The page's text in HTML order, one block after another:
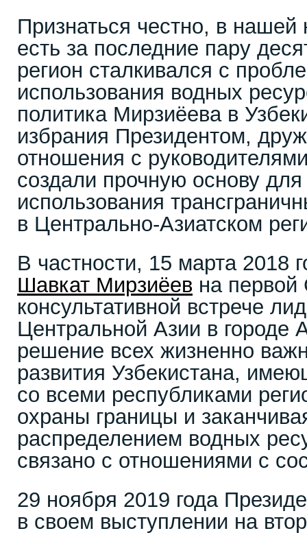
Признаться честно, в нашей
есть за последние пару
регион сталкивался с
использования водных
политика Мирзиёева в
избрания Президентом,
отношения с
создали прочную основу для
использования
в Центрально-Азиатском
В частности, 15 марта 2018
Шавкат Мирзиёев на первой
консультативной встрече
Центральной Азии в городе
решение всех жизненно
развития Узбекистана,
со всеми республиками
охраны границы и
распределением водных
связано с отношениями с
29 ноября 2019 года
в своем выступлении на